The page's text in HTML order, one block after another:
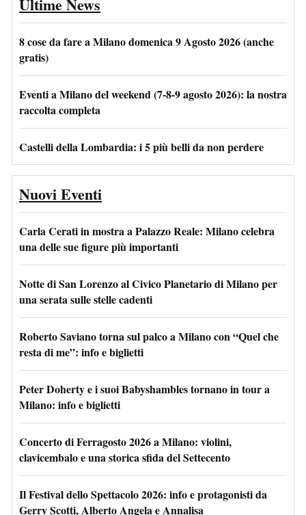
8 cose da fare a Milano domenica 9 Agosto 2026 (anche
gratis)
Eventi a Milano del weekend (7-8-9 agosto 2026): la nostra
raccolta completa
Castelli della Lombardia: i 5 più belli da non perdere
Nuovi Eventi
Carla Cerati in mostra a Palazzo Reale: Milano celebra
una delle sue figure più importanti
Notte di San Lorenzo al Civico Planetario di Milano per
una serata sulle stelle cadenti
Roberto Saviano torna sul palco a Milano con “Quel che
resta di me”: info e biglietti
Peter Doherty e i suoi Babyshambles tornano in tour a
Milano: info e biglietti
Concerto di Ferragosto 2026 a Milano: violini,
clavicembalo e una storica sfida del Settecento
Il Festival dello Spettacolo 2026: info e protagonisti da
Gerry Scotti, Alberto Angela e Annalisa